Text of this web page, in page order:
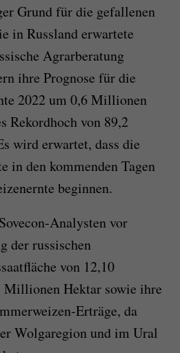
Grund für die gefallenen
in Russland erwartete
Agrarberatung
ihre Prognose für die
2022 um 0,6 Millionen
Rekordhoch von 89,2
wird erwartet, dass die
in den kommenden Tagen
beginnen.
Analysten vor
der russischen
von 12,10
Hektar sowie ihre
Erträge, da
Wolgaregion und im Ural